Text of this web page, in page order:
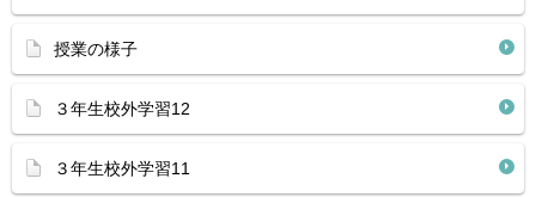
授業の様子
３年生校外学習12
３年生校外学習11